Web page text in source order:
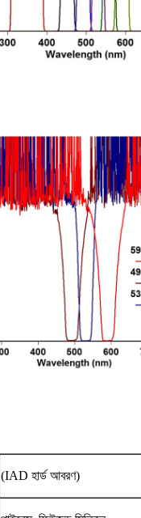
(IAD হার্ড আবরণ)